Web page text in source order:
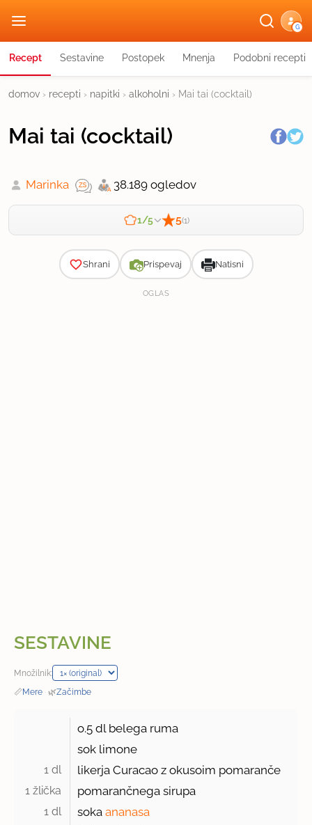
G
Recept Sestavine Postopek Mnenja Podobni recepti
domov › recepti › napitki › alkoholni › Mai tai (cocktail)
Mai tai (cocktail)
Marinka 38.189 ogledov
1/5 5(1)
Shrani Prispevaj Natisni
OGLAS
SESTAVINE
Množilnik:
📏Mere · 🌿Začimbe
o.5 dlbelega ruma
sok limone
1 dl likerja Curacao z okusoim pomaranče
1 žlička pomarančnega sirupa
1 dl sokaananasa